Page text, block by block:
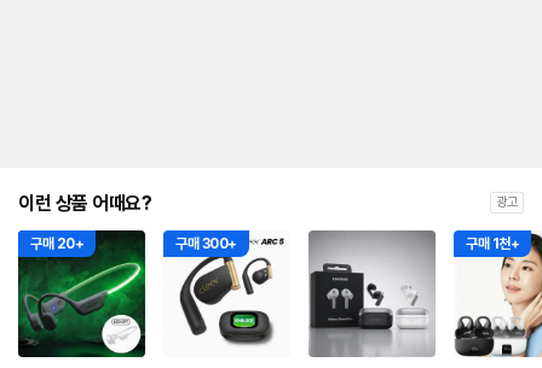
이런 상품 어때요? 광고
구매 20+ 구매 300+ 구매 1천+